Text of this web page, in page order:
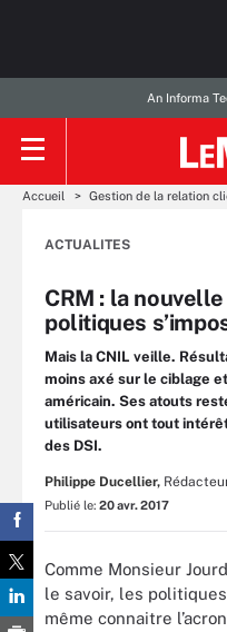
An Informa
Accueil Gestion de la relation
ACTUALITES
CRM : la
politiques
Mais la CNIL veille.
moins axé sur le ciblage
américain. Ses atouts
utilisateurs ont tout
des DSI.
Philippe Ducellier,
Publié le: 20 avr. 2017
Comme Monsieur
le savoir, les
même connaitre